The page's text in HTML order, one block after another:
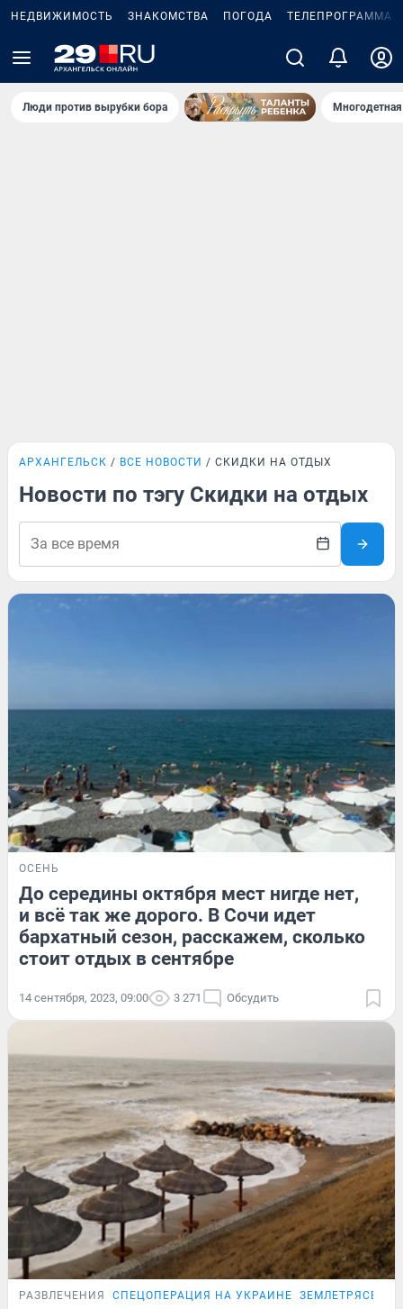
НЕДВИЖИМОСТЬ ЗНАКОМСТВА ПОГОДА ТЕЛЕПРОГРАММА
Люди против вырубки бора
АРХАНГЕЛЬСК ВСЕ НОВОСТИ СКИДКИ НА ОТДЫХ
Новости по тэгу Скидки на отдых
ОСЕНЬ
До середины октября мест нигде нет,
и всё так же дорого. В Сочи идет
бархатный сезон, расскажем, сколько
стоит отдых в сентябре
14 сентября, 2023, 09:00 3 271 Обсудить
РАЗВЛЕЧЕНИЯ СПЕЦОПЕРАЦИЯ НА УКРАИНЕ